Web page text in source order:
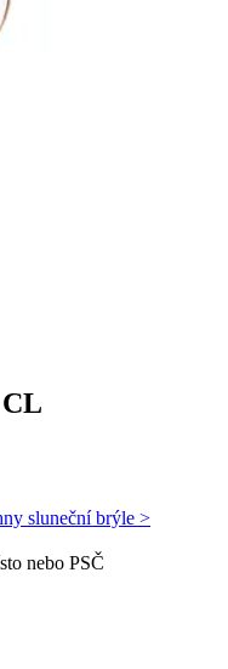
sluneční brýle >
nebo PSČ